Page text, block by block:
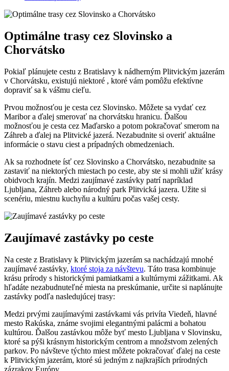
Optimálne trasy cez Slovinsko a
Chorvátsko
Pokiaľ plánujete cestu z Bratislavy k nádherným Plitvickým jazerám
v Chorvátsku, existujú niektoré , ktoré vám pomôžu efektívne
dopraviť sa k vášmu cieľu.
Prvou možnosťou je cesta cez Slovinsko. Môžete sa vydať cez
Maribor a ďalej smerovať na chorvátsku hranicu. Ďalšou
možnosťou je cesta cez Maďarsko a potom pokračovať smerom na
Záhreb a ďalej na Plitvické jazerá. Nezabudnite si overiť aktuálne
informácie o stavu ciest a prípadných obmedzeniach.
Ak sa rozhodnete ísť cez Slovinsko a Chorvátsko, nezabudnite sa
zastaviť na niektorých miestach po ceste, aby ste si mohli užiť krásy
obidvoch krajín. Medzi zaujímavé zastávky patrí napríklad
Ljubljana, Záhreb alebo národný park Plitvická jazera. Užite si
scenériu, miestnu kuchyňu a kultúru počas vašej cesty.
Zaujímavé zastávky po ceste
Na ceste z Bratislavy k Plitvickým jazerám sa nachádzajú mnohé
zaujímavé zastávky, ktoré stoja za návštevu. Táto trasa kombinuje
krásu prírody s historickými pamiatkami a kultúrnymi zážitkami. Ak
hľadáte nezabudnuteľné miesta na preskúmanie, určite si naplánujte
zastávky podľa nasledujúcej trasy:
Medzi prvými zaujímavými zastávkami vás privíta Viedeň, hlavné
mesto Rakúska, známe svojimi elegantnými palácmi a bohatou
kultúrou. Ďalšou zastávkou môže byť mesto Ljubljana v Slovinsku,
ktoré sa pýši krásnym historickým centrom a množstvom zelených
parkov. Po návšteve týchto miest môžete pokračovať ďalej na ceste
k Plitvickým jazerám, ktoré sú jedným z najkrajších prírodných
zázrakov Európy.